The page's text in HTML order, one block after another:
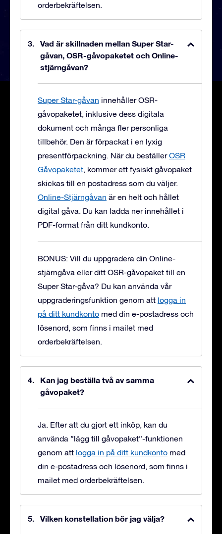
orderbekräftelsen.
Vad är skillnaden mellan Super Star-
gåvan, OSR-gåvopaketet och Online-
stjärngåvan?
Super Star-gåvan innehåller OSR-
gåvopaketet, inklusive dess digitala
dokument och många fler personliga
tillbehör. Den är förpackat i en lyxig
presentförpackning. När du beställerOSR
Gåvopaketet, kommer ett fysiskt gåvopaket
skickas till en postadress som du väljer.
Online-Stjärngåvan är en helt och hållet
digital gåva. Du kan ladda ner innehållet i
PDF-format från ditt kundkonto.
BONUS: Vill du uppgradera din Online-
stjärngåva eller ditt OSR-gåvopaket till en
Super Star-gåva? Du kan använda vår
uppgraderingsfunktion genom att logga in
på ditt kundkonto med din e-postadress och
lösenord, som finns i mailet med
orderbekräftelsen.
Kan jag beställa två av samma
gåvopaket?
Ja. Efter att du gjort ett inköp, kan du
använda ”lägg till gåvopaket”-funktionen
genom att logga in på ditt kundkonto med
din e-postadress och lösenord, som finns i
mailet med orderbekräftelsen.
Vilken konstellation bör jag välja?